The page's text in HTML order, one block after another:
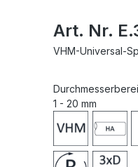
Art. Nr.
VHM-Universal-
1 - 20 mm